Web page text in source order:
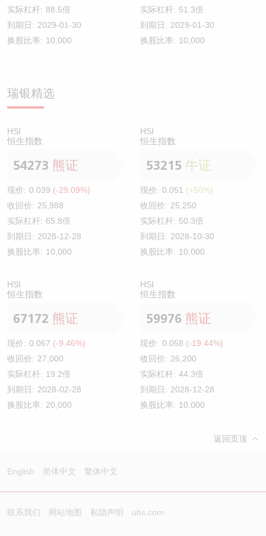
实际杠杆: 88.5倍
到期日: 2029-01-30
换股比率: 10,000
实际杠杆: 51.3倍
到期日: 2029-01-30
换股比率: 10,000
瑞银精选
HSI
恒生指数
54273 熊证
现价: 0.039 (-29.09%)
收回价: 25,988
实际杠杆: 65.8倍
到期日: 2028-12-28
换股比率: 10,000
HSI
恒生指数
53215 牛证
现价: 0.051 (+50%)
收回价: 25,250
实际杠杆: 50.3倍
到期日: 2028-10-30
换股比率: 10,000
HSI
恒生指数
67172 熊证
现价: 0.067 (-9.46%)
收回价: 27,000
实际杠杆: 19.2倍
到期日: 2028-02-28
换股比率: 20,000
HSI
恒生指数
59976 熊证
现价: 0.058 (-19.44%)
收回价: 26,200
实际杠杆: 44.3倍
到期日: 2028-12-28
换股比率: 10,000
返回页顶
English 简体中文 繁体中文
联系我们 网站地图 私隐声明 ubs.com